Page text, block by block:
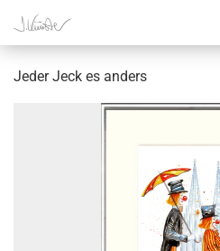
Jeder Jeck es anders